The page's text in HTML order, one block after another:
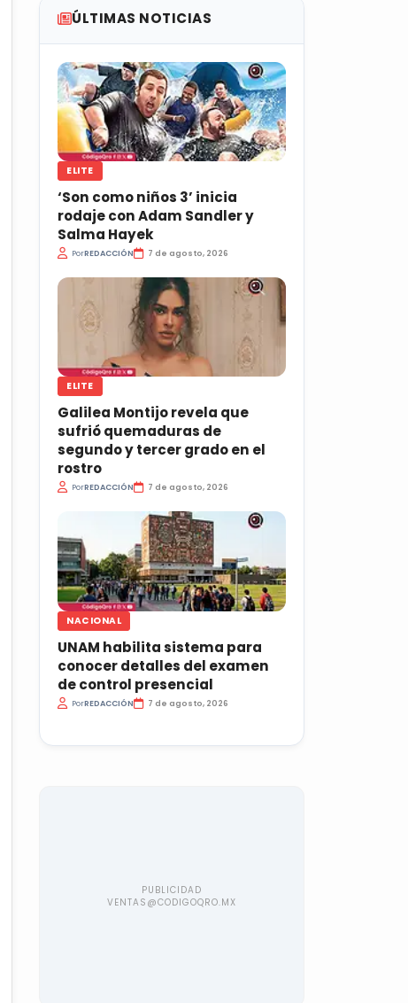
ÚLTIMAS NOTICIAS
ELITE
‘Son como niños 3’ inicia
rodaje con Adam Sandler y
Salma Hayek
PorREDACCIÓN 7 de agosto, 2026
ELITE
Galilea Montijo revela que
sufrió quemaduras de
segundo y tercer grado en el
rostro
PorREDACCIÓN 7 de agosto, 2026
NACIONAL
UNAM habilita sistema para
conocer detalles del examen
de control presencial
PorREDACCIÓN 7 de agosto, 2026